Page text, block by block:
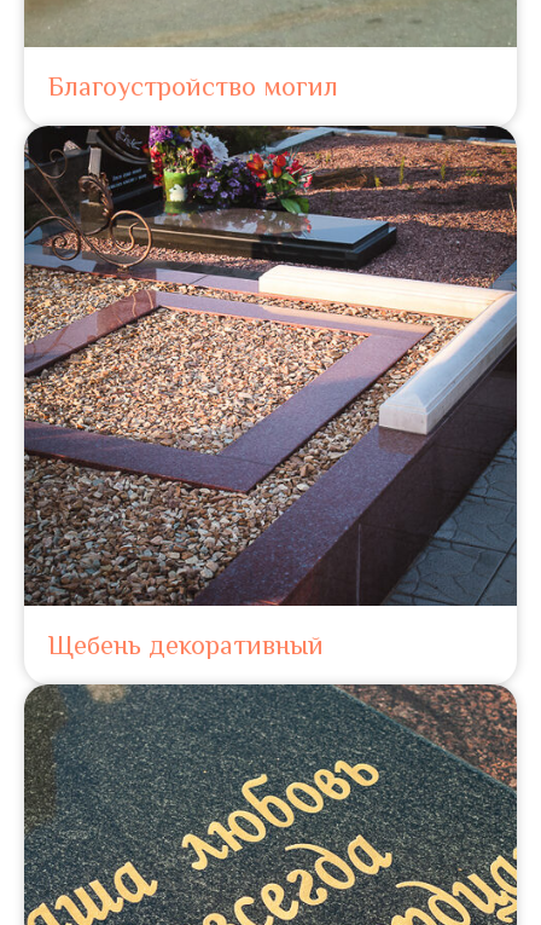
Благоустройство могил
Щебень декоративный